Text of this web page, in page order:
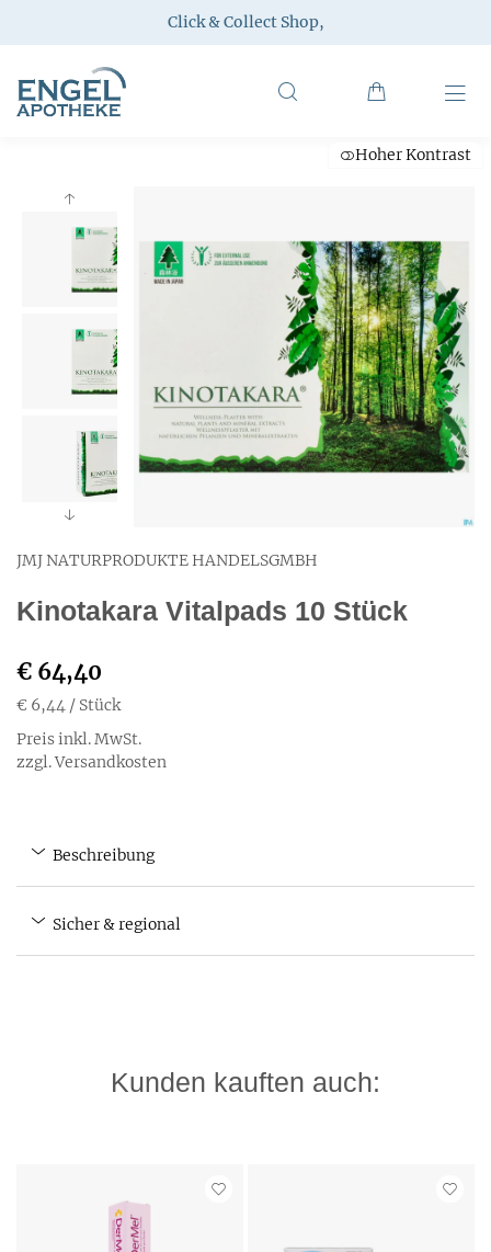
Click & Collect Shop,
Hoher Kontrast
JMJ NATURPRODUKTE HANDELSGMBH
Kinotakara Vitalpads 10 Stück
€ 64,40
€ 6,44 / Stück
Preis inkl. MwSt.
zzgl. Versandkosten
Beschreibung
Sicher & regional
Kunden kauften auch: